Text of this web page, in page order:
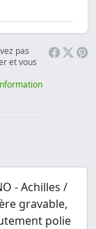
pas
et vous
- Achilles /
gravable,
polie